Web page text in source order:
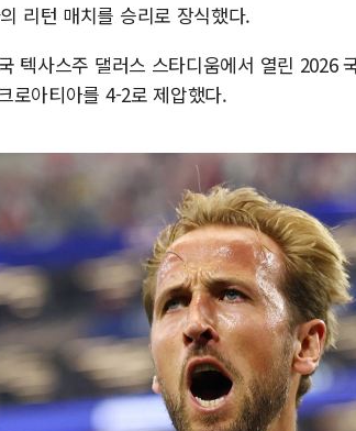
리턴 매치를 승리로 장식했다.
텍사스주 댈러스 스타디움에서 열린 2026
로아티아를 4-2로 제압했다.